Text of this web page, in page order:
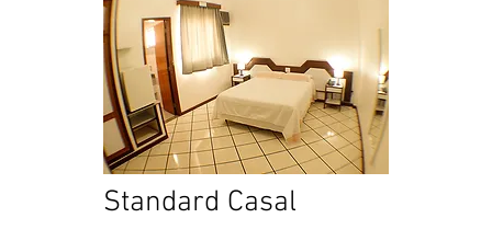
Standard Casal